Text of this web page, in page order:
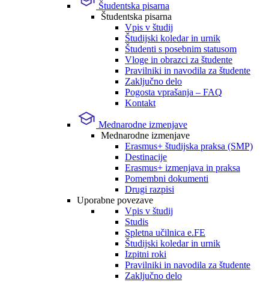
Študentska pisarna
Študentska pisarna
Vpis v študij
Študijski koledar in urnik
Študenti s posebnim statusom
Vloge in obrazci za študente
Pravilniki in navodila za študente
Zaključno delo
Pogosta vprašanja – FAQ
Kontakt
Mednarodne izmenjave
Mednarodne izmenjave
Erasmus+ študijska praksa (SMP)
Destinacije
Erasmus+ izmenjava in praksa
Pomembni dokumenti
Drugi razpisi
Uporabne povezave
Vpis v študij
Studis
Spletna učilnica e.FE
Študijski koledar in urnik
Izpitni roki
Pravilniki in navodila za študente
Zaključno delo